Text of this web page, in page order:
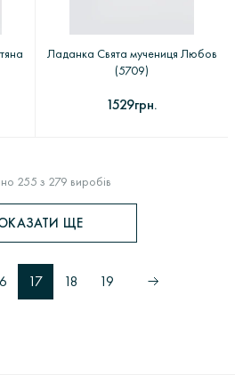
Ладанка Свята мучениця Любов
(5709)
1529грн.
255 з 279 виробів
ЩЕ
17 18 19